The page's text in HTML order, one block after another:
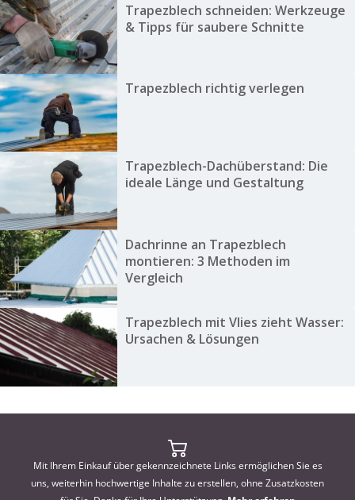
Trapezblech schneiden: Werkzeuge
& Tipps für saubere Schnitte
Trapezblech richtig verlegen
Trapezblech-Dachüberstand: Die
ideale Länge und Gestaltung
Dachrinne an Trapezblech
montieren: 3 Methoden im
Vergleich
Trapezblech mit Vlies zieht Wasser:
Ursachen & Lösungen
Mit Ihrem Einkauf über gekennzeichnete Links ermöglichen Sie es
uns, weiterhin hochwertige Inhalte zu erstellen, ohne Zusatzkosten